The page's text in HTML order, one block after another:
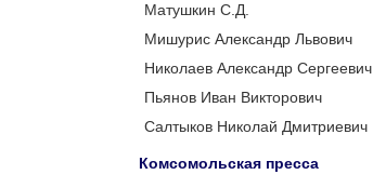
Матушкин С.Д.
Мишурис Александр Львович
Николаев Александр Сергеевич
Пьянов Иван Викторович
Салтыков Николай Дмитриевич
Комсомольская пресса